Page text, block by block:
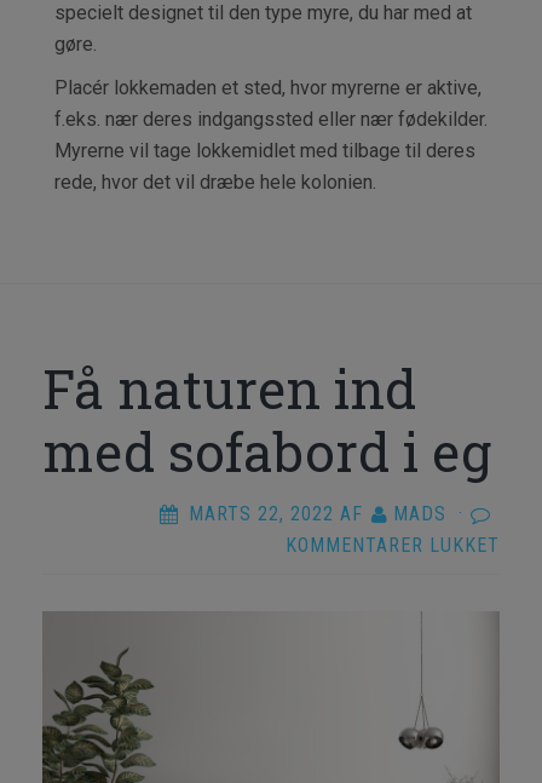
specielt designet til den type myre, du har med at
gøre.
Placér lokkemaden et sted, hvor myrerne er aktive,
f.eks. nær deres indgangssted eller nær fødekilder.
Myrerne vil tage lokkemidlet med tilbage til deres
rede, hvor det vil dræbe hele kolonien.
Få naturen ind
med sofabord i eg
MARTS 22, 2022 AF MADS
·
KOMMENTARER LUKKET